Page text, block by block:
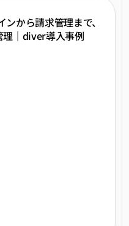
から請求管理まで、
理｜diver導入事例